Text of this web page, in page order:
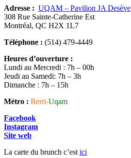
Adresse : UQAM – Pavilion JA Desève
308 Rue Sainte-Catherine Est
Montréal, QC H2X 1L7
Téléphone : (514) 479-4449
Heures d’ouverture :
Lundi au Mercredi : 7h – 00h
Jeudi au Samedi: 7h – 3h
Dimanche : 7h – 15h
Métro : Berri-Uqam
Facebook
Instagram
Site web
La carte du brunch c’est ici